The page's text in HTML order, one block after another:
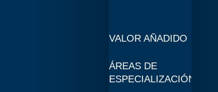
VALOR AÑADIDO
ÁREAS DE
ESPECIALIZACIÓN